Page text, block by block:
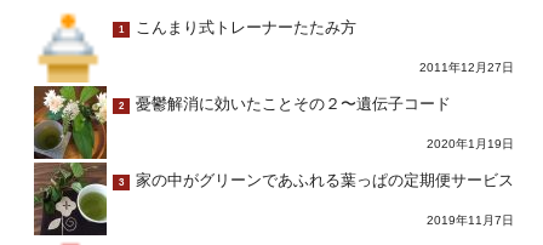
1 こんまり式トレーナーたたみ方
2011年12月27日
2 憂鬱解消に効いたことその２〜遺伝子コード
2020年1月19日
3 家の中がグリーンであふれる葉っぱの定期便サービス
2019年11月7日